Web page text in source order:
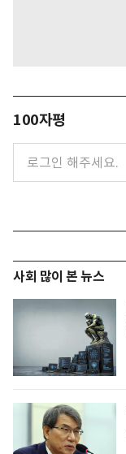
100자평
사회 많이 본 뉴스